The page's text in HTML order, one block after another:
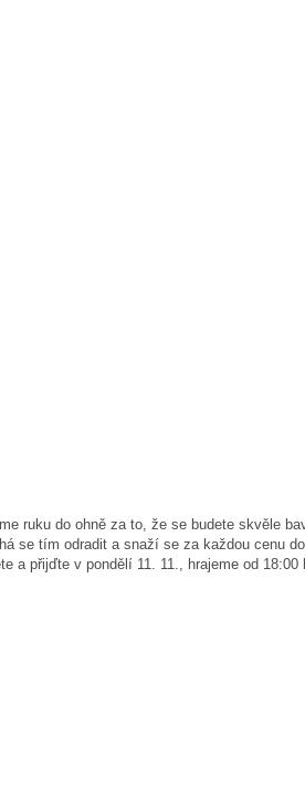
ruku do ohně za to, že se budete skvěle
se tím odradit a snaží se za každou cenu
a přijďte v pondělí 11. 11., hrajeme od 18:00